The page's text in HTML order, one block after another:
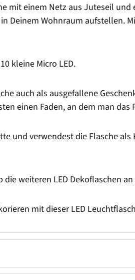
mit einem Netz aus Juteseil
Deinem Wohnraum aufstellen.
kleine Micro LED.
auch als ausgefallene
einen Faden, an dem man
und verwendest die Flasche
weiteren LED Dekoflaschen
mit dieser LED